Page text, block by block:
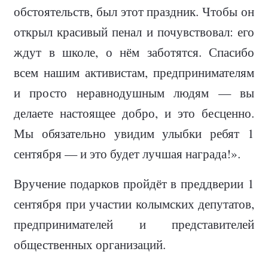
обстоятельств, был этот праздник. Чтобы он
открыл красивый пенал и почувствовал: его
ждут в школе, о нём заботятся. Спасибо
всем нашим активистам, предпринимателям
и просто неравнодушным людям — вы
делаете настоящее добро, и это бесценно.
Мы обязательно увидим улыбки ребят 1
сентября — и это будет лучшая награда!».
Вручение подарков пройдёт в преддверии 1
сентября при участии колымских депутатов,
предпринимателей и представителей
общественных организаций.